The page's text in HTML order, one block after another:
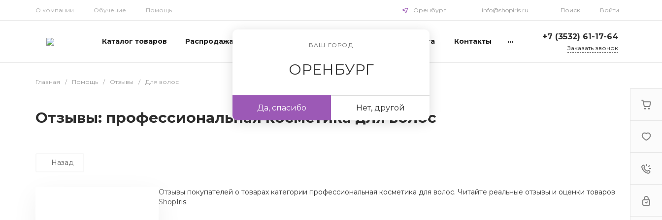
О компании Обучение Помощь Оренбург
ВАШ ГОРОД
ОРЕНБУРГ
Да, спасибо Нет, другой
info@shopiris.ru Поиск Войти
Каталог товаров Распродажа Схемы ухода Доставка и оплата Контакты ... +7 (3532) 61-17-64
+7 (922) 841-83-98
Заказать звонок
Главная / Помощь / Отзывы / Для волос
Отзывы: профессиональная косметика для волос
Назад
Отзывы покупателей о товарах категории профессиональная косметика для волос. Читайте реальные отзывы и оценки товаров
ShopIris.